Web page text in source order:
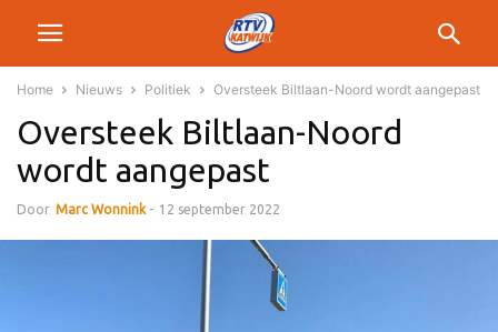
Home Nieuws Politiek Oversteek Biltlaan-Noord wordt aangepast
Oversteek Biltlaan-Noord
wordt aangepast
Door Marc Wonnink - 12 september 2022